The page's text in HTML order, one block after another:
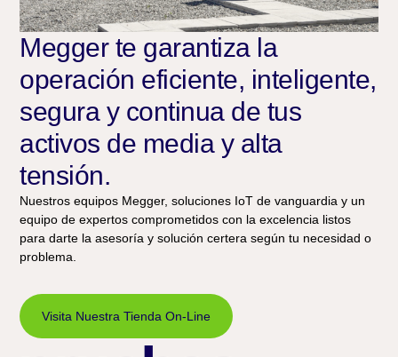
Megger te garantiza la
operación eficiente, inteligente,
segura y continua de tus
activos de media y alta
tensión.
Nuestros equipos Megger, soluciones IoT de vanguardia y un
equipo de expertos comprometidos con la excelencia listos
para darte la asesoría y solución certera según tu necesidad o
problema.
Visita Nuestra Tienda On-Line